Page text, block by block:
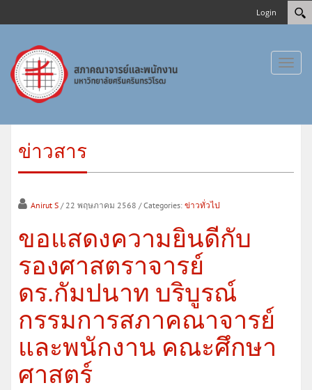
Login
Toggle
ข่าวสาร
Anirut S / 22 พฤษภาคม 2568 / Categories: ข่าวทั่วไป
ขอแสดงความยินดีกับ
รองศาสตราจารย์
ดร.กัมปนาท บริบูรณ์
กรรมการสภาคณาจารย์
และพนักงาน คณะศึกษา
ศาสตร์